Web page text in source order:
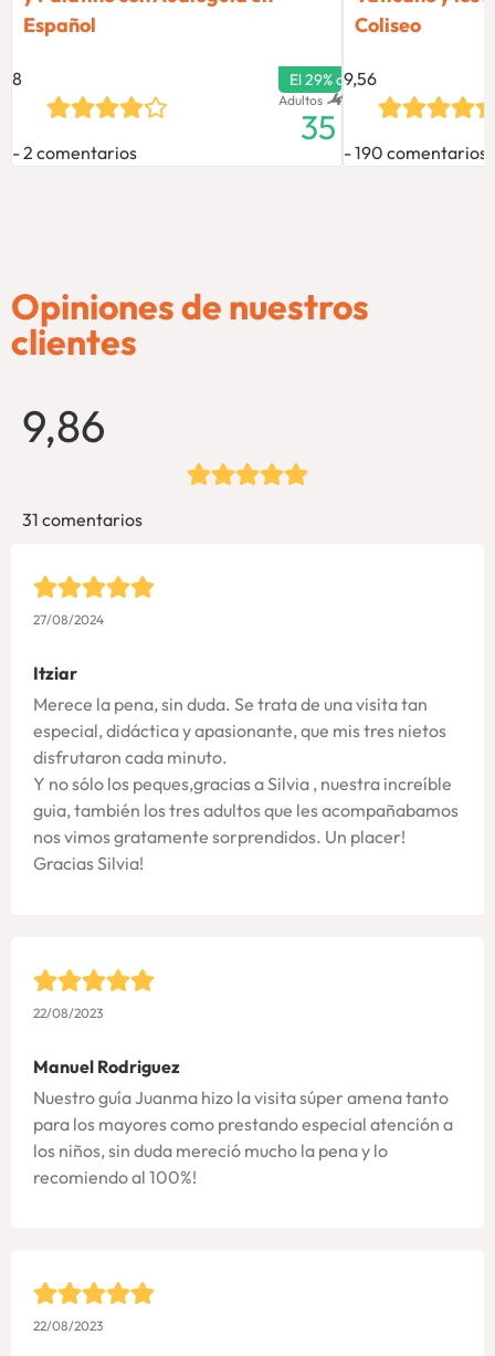
Español
8
2 comentarios
Adultos 49
35
El 29% de descuento termina
Coliseo
9,56
190 comentarios
Opiniones de nuestros
clientes
9,86
31 comentarios
27/08/2024
Itziar
Merece la pena, sin duda. Se trata de una visita tan
especial, didáctica y apasionante, que mis tres nietos
disfrutaron cada minuto.
Y no sólo los peques,gracias a Silvia , nuestra increíble
guia, también los tres adultos que les acompañabamos
nos vimos gratamente sorprendidos. Un placer!
Gracias Silvia!
22/08/2023
Manuel Rodriguez
Nuestro guía Juanma hizo la visita súper amena tanto
para los mayores como prestando especial atención a
los niños, sin duda mereció mucho la pena y lo
recomiendo al 100%!
22/08/2023